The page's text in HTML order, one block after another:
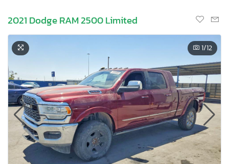
2021 Dodge RAM 2500 Limited
1/12